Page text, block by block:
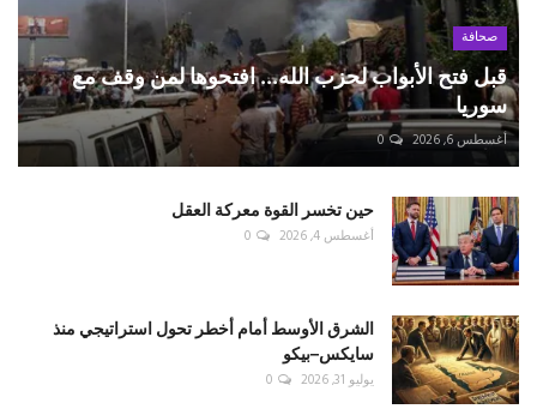
صحافة
قبل فتح الأبواب لحزب الله... افتحوها لمن وقف مع
سوريا
أغسطس 6, 2026 0
حين تخسر القوة معركة العقل
أغسطس 4, 2026 0
الشرق الأوسط أمام أخطر تحول استراتيجي منذ
سايكس–بيكو
يوليو 31, 2026 0